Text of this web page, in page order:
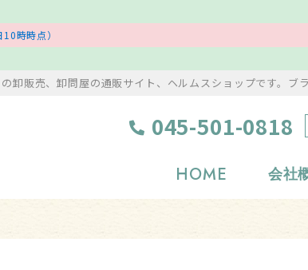
時時点）
卸販売、卸問屋の通販サイト、ヘルムスショップです。ブ
045-501-0818
HOME 会社